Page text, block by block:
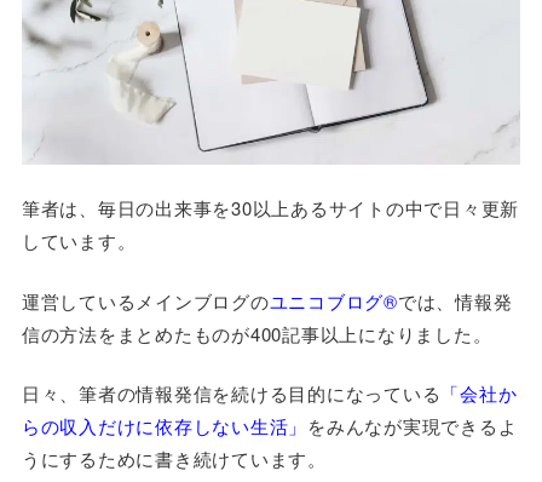
筆者は、毎日の出来事を30以上あるサイトの中で日々更新
しています。
運営しているメインブログのユニコブログ®では、情報発
信の方法をまとめたものが400記事以上になりました。
日々、筆者の情報発信を続ける目的になっている 「会社か
らの収入だけに依存しない生活」 をみんなが実現できるよ
うにするために書き続けています。